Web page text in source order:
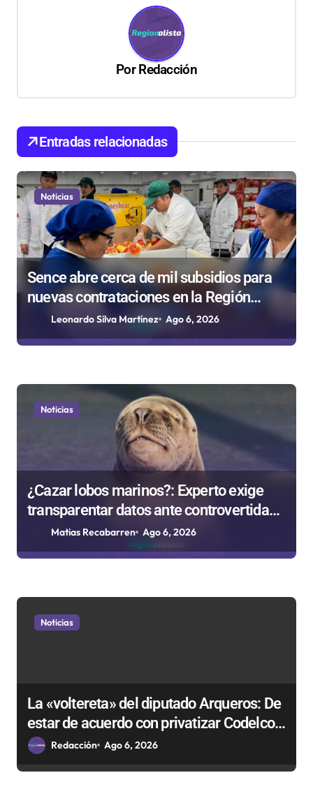
d
e
e
n
t
r
a
d
s
PorRedacción
Entradas relacionadas
Noticias
Sence abre cerca de mil subsidios para
nuevas contrataciones en la Región
Antofagasta
Leonardo Silva Martínez Ago 6, 2026
Noticias
¿Cazar lobos marinos?: Experto exige
transparentar datos ante controvertida
medida que evalúa el Gobierno
Matias Recabarren Ago 6, 2026
Noticias
La «voltereta» del diputado Arqueros: De
estar de acuerdo con privatizar Codelco a
defender una empresa 100% estatal
Redacción Ago 6, 2026